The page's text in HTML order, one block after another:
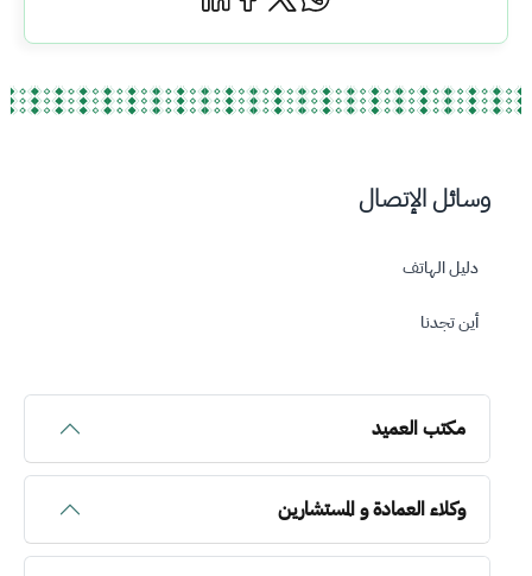
وسائل الإتصال
دليل الهاتف
أين تجدنا
مكتب العميد
وكلاء العمادة و المستشارين